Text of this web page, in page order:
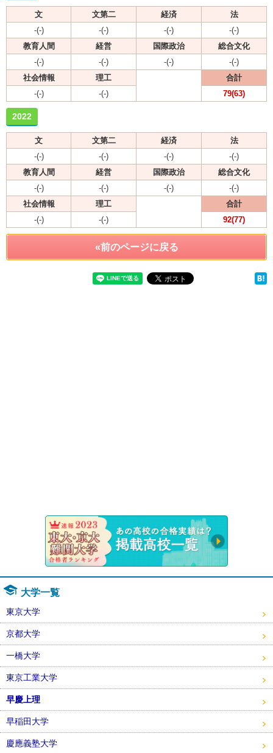
文 文第二 経済
法
-(-)
-(-) -(-)
-(-)
教育人間
経営 国際政治
総合文化
-(-)
-(-) -(-)
-(-)
社会情報
理工
合計
-(-)
-(-) 79(63)
2022
文 文第二 経済
法
-(-)
-(-) -(-)
-(-)
教育人間
経営 国際政治
総合文化
-(-)
-(-) -(-)
-(-)
社会情報
理工
合計
-(-)
-(-) 92(77)
«前のページに戻る
大学一覧
東京大学
京都大学
一橋大学
東京工業大学
早慶上理
早稲田大学
慶應義塾大学